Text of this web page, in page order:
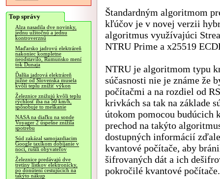
Top správy
Alza nasadila dve novinky,
jednu užitočnú a jednu
kontroverznú
Maďarsko jadrovú elektráreň
nakoniec kompletne
neodstavilo, Rumunsko mení
tok Dunaja
Ďalšia jadrová elektráreň
južne od Slovenska musela
kvôli teplu znížiť výkon
Železnice znižujú kvôli teplu
rýchlosť iba na 50 km/h,
spôsobuje to meškanie
NASA na diaľku na sonde
Voyager 2 úspešne znížila
spotrebu
Súd zakázal samojazdiacim
Google taxíkom dobíjanie v
noci, rušili obyvateľov
Železnice predávajú dve
tretiny lístkov elektronicky,
po donútení cestujúcich na
takýto nákup
Štandardným algoritmom
kľúčov je v novej verzii
algoritmus využívajúci
NTRU Prime a x25519
NTRU je algoritmom typu
súčasnosti nie je známe že
počítačmi a na rozdiel od
krivkách sa tak na základe
útokom pomocou budúcich
prechod na takýto
dostupných informácií
kvantové počítače, aby
šifrovaných dát a ich
pokročilé kvantové počítače.